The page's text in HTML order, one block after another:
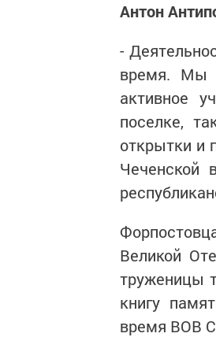
Антон
-
время. Мы
активное
поселке,
открытки и
Чеченской
Великой
труженицы
книгу
время ВОВ